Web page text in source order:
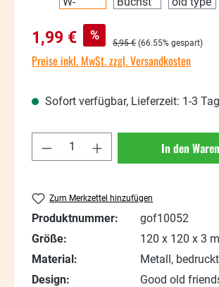
Verkaufspreis:
1,99 € % Regulärer Preis:
5,95 € (66.55% gespart)
Preise inkl. MwSt. zzgl. Versandkosten
Sofort verfügbar, Lieferzeit: 1-3
Produkt Anzahl: Gib den
In den
Zum Merkzettel hinzufügen
Produktnummer:
gof10052
Größe:
120 x 120 x 3
Material:
Metall, bedruckt
Design:
Good old